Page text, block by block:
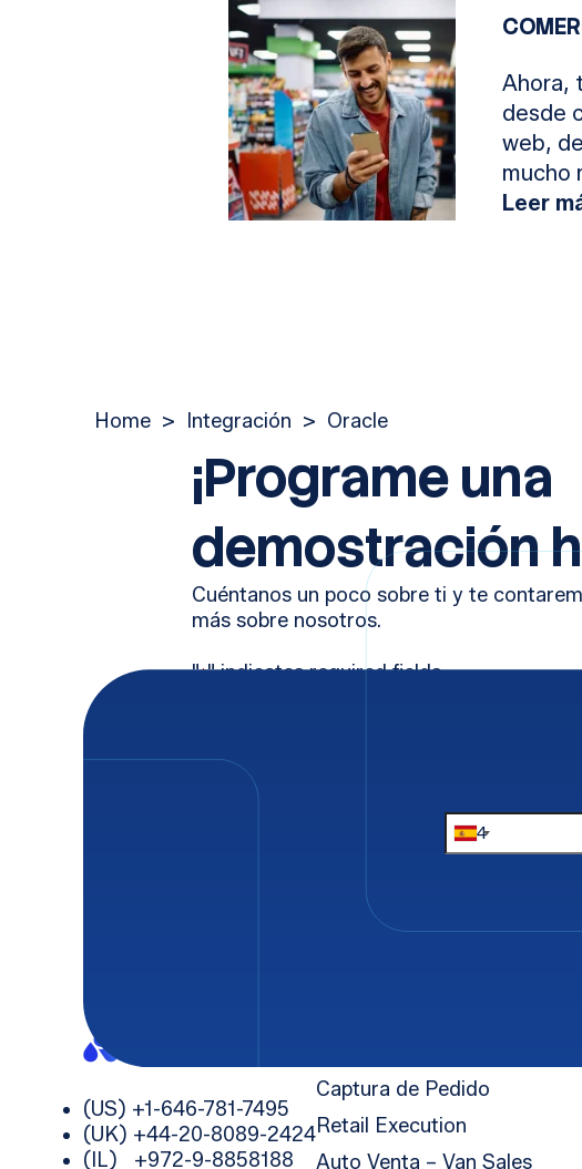
Ahora,
desde
web,
mucho
Leer
Home > Integración > Oracle
¡Programe una
demostración
Cuéntanos un poco sobre ti y te
más sobre nosotros.
"*" indicates required fields
Correo electrónico
(US) +1-646-781-7495
(UK) +44-20-8089-2424
(IL) +972-9-8858188
Captura de Pedido
Retail Execution
Auto Venta – Van Sales